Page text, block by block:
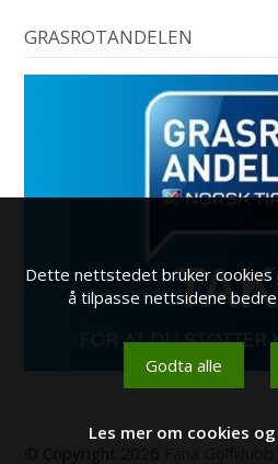
GRASROTANDELEN
Dette nettstedet bruker cookies
å tilpasse nettsidene
Godta alle
Les mer om cookies